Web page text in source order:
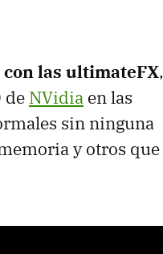
las ultimateFX,
de NVidia en las
sin ninguna
y otros que